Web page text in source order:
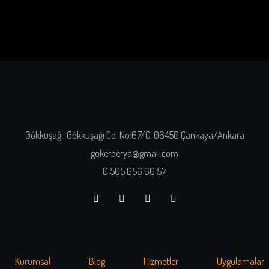
Gökkuşağı, Gökkuşağı Cd. No:67/C, 06450 Çankaya/Ankara
gokerderya@gmail.com
0 505 656 66 57
Kurumsal Blog Hizmetler Uygulamalar